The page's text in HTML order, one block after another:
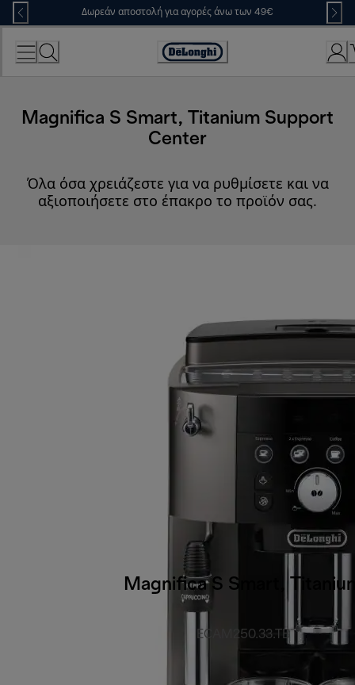
Skip
to
Content
Δωρεάν αποστολή για αγορές άνω των 49€
Accessibility
Magnifica S Smart, Titanium Support
Center
Όλα όσα χρειάζεστε για να ρυθμίσετε και να
αξιοποιήσετε στο έπακρο το προϊόν σας.
Magnifica S Smart,
ECAM250.33.TB